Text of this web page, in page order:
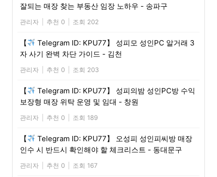
잘되는 매장 찾는 부동산 임장 노하우 - 송파구
관리자 추천 0 조회 202
【
Telegram ID: KPU77】 성피모 성인PC 알거래 3
자 사기 완벽 차단 가이드 - 김천
관리자 추천 0 조회 203
【
Telegram ID: KPU77】 성피의밤 성인PC방 수익
보장형 매장 위탁 운영 및 임대 - 창원
관리자 추천 0 조회 189
【
Telegram ID: KPU77】 오성피 성인피씨방 매장
인수 시 반드시 확인해야 할 체크리스트 - 동대문구
관리자 추천 0 조회 167